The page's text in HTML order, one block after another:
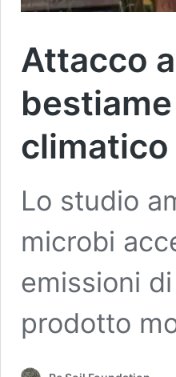
Attacco
climatico
Lo studio
microbi
emissioni
prodotto